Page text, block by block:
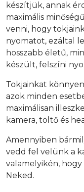
készítjük, annak
maximális
venni, hogy
nyomatot, ezáltal
hosszabb életű,
készült, felszíni
Tokjainkat
azok minden
maximálisan
kamera, töltő és
Amennyiben
vedd fel velünk a
valamelyikén,
Neked.